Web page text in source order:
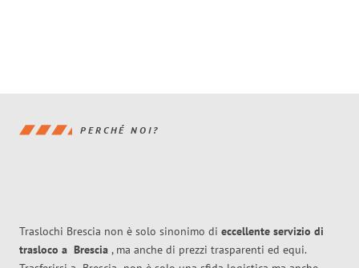
PERCHÉ NOI?
Traslochi Brescia non è solo sinonimo di eccellente servizio di
trasloco a Brescia , ma anche di prezzi trasparenti ed equi.